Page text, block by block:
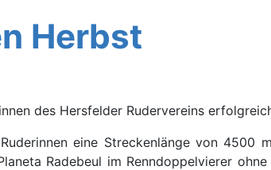
Herbst
des Hersfelder Rudervereins
eine Streckenlänge von 4500
Radebeul im Renndoppelvierer